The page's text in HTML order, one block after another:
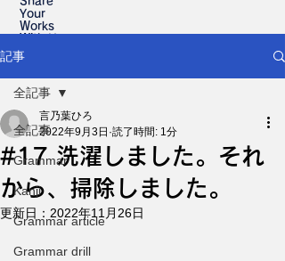
Your
Works
記事
全記事
Grammar
Kanji
Grammar article
Grammar drill
全記事
#17 洗濯しました。それ
から、掃除しました。
言乃葉ひろ
2022年9月3日 読了時間: 1分
更新日： 2022年11月26日